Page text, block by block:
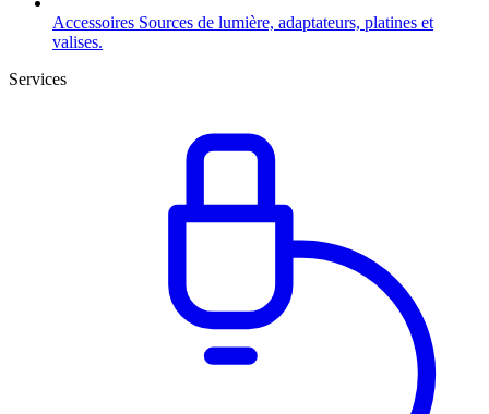
Accessoires Sources de lumière, adaptateurs, platines et
valises.
Services